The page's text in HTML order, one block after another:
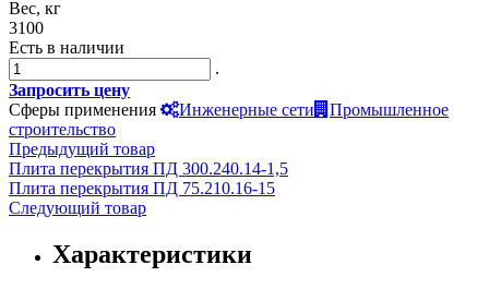
Вес, кг
3100
Есть в наличии
.
Запросить цену
Сферы применения
Инженерные сети
Промышленное
строительство
Предыдущий товар
Плита перекрытия ПД 300.240.14-1,5
Плита перекрытия ПД 75.210.16-15
Следующий товар
Характеристики